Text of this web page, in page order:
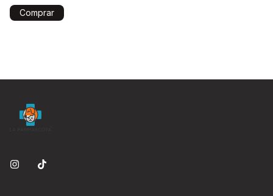
Comprar